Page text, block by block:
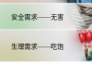
安全需求——无害
生理需求——吃饱